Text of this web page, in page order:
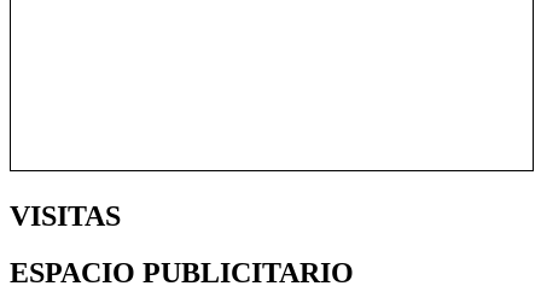
VISITAS
ESPACIO PUBLICITARIO